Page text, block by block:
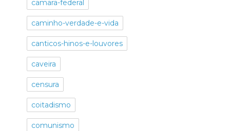
camara-federal
caminho-verdade-e-vida
canticos-hinos-e-louvores
caveira
censura
coitadismo
comunismo